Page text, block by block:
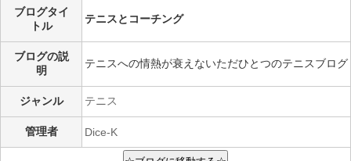
ブログタイ
トル
テニスとコーチング
ブログの説
明
テニスへの情熱が衰えないただひとつのテニスブログ
ジャンル テニス
管理者 Dice-K